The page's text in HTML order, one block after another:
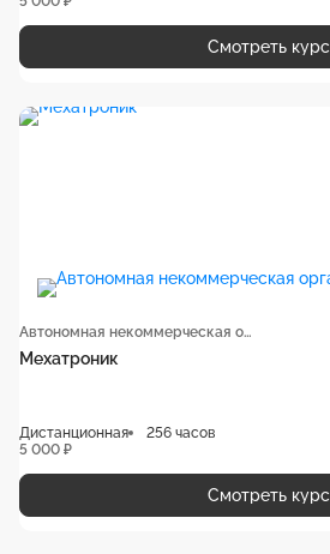
Смотреть курс
Автономная некоммерческая организация ДПО «РИОТ»
Мехатроник
Дистанционная
256 часов
5 000 ₽
Смотреть курс